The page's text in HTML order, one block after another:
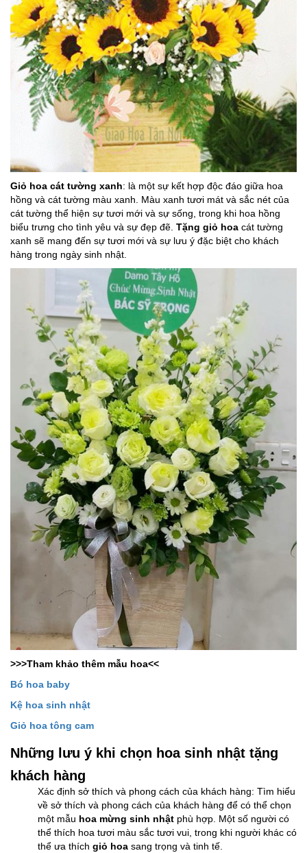
Giỏ hoa cát tường xanh: là một sự kết hợp độc đáo giữa hoa
hồng và cát tường màu xanh. Màu xanh tươi mát và sắc nét của
cát tường thể hiện sự tươi mới và sự sống, trong khi hoa hồng
biểu trưng cho tình yêu và sự đẹp đẽ. Tặng giỏ hoa cát tường
xanh sẽ mang đến sự tươi mới và sự lưu ý đặc biệt cho khách
hàng trong ngày sinh nhật.
>>>Tham khảo thêm mẫu hoa<<
Bó hoa baby
Kệ hoa sinh nhật
Giỏ hoa tông cam
Những lưu ý khi chọn hoa sinh nhật tặng
khách hàng
Xác định sở thích và phong cách của khách hàng: Tìm hiểu
về sở thích và phong cách của khách hàng để có thể chọn
một mẫu hoa mừng sinh nhật phù hợp. Một số người có
thể thích hoa tươi màu sắc tươi vui, trong khi người khác có
thể ưa thích giỏ hoa sang trọng và tinh tế.